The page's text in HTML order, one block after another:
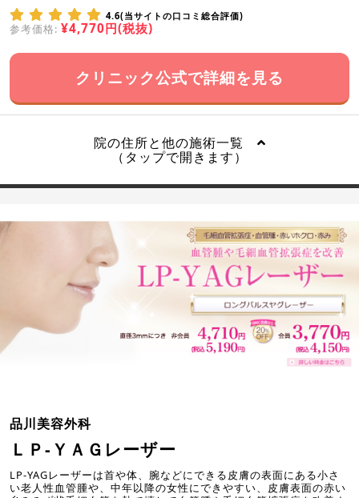
4.6(当サイトの口コミ総合評価)
参考価格: ¥4,770円(税抜)
クリニック公式で詳細を見る
院の住所と他の施術一覧
（タップで開きます）
品川美容外科
ＬＰ-ＹＡＧレーザー
LP-YAGレーザーは首や体、腕などにできる皮膚の表面にある小さ
い老人性血管腫や、中年以降の女性にできやすい、皮膚表面の赤い